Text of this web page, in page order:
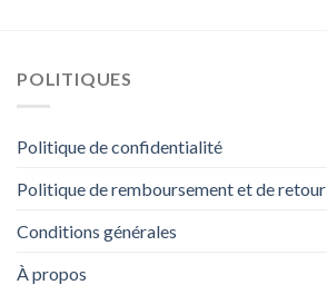
POLITIQUES
Politique de confidentialité
Politique de remboursement et de retour
Conditions générales
À propos